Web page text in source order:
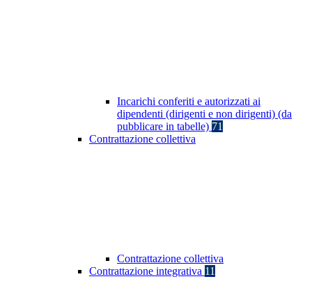
Incarichi conferiti e autorizzati ai
dipendenti (dirigenti e non dirigenti) (da
pubblicare in tabelle) 71
Contrattazione collettiva
Contrattazione collettiva
Contrattazione integrativa 11